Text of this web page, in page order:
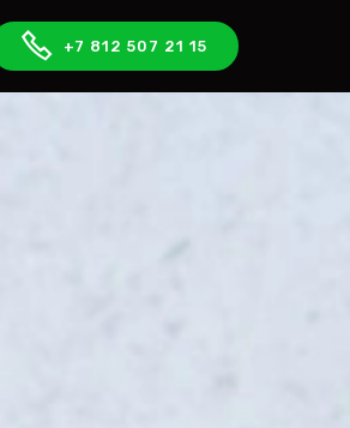
+7 812 507 21 15